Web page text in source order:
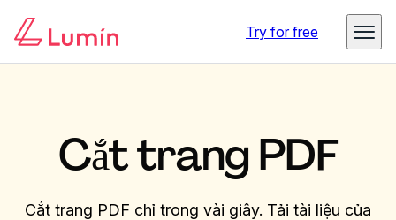
Try for free
Cắt trang PDF
Cắt trang PDF chỉ trong vài giây. Tải tài liệu của